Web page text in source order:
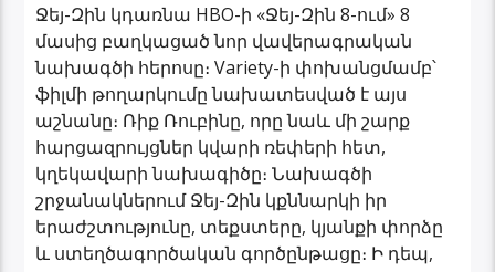
Ջեյ-Զին կդառնա HBO-ի «Ջեյ-Զին 8-ում» 8
մասից բաղկացած նոր վավերագրական
նախագծի հերոսը։ Variety-ի փոխանցմամբ՝
ֆիլմի թողարկումը նախատեսված է այս
աշնանը։ Ռիք Ռուբինը, որը նաև մի շարք
հարցազրույցներ կվարի ռեփերի հետ,
կղեկավարի նախագիծը։ Նախագծի
շրջանակներում Ջեյ-Զին կքննարկի իր
երաժշտությունը, տեքստերը, կյանքի փորձը
և ստեղծագործական գործընթացը։ Ի դեպ,